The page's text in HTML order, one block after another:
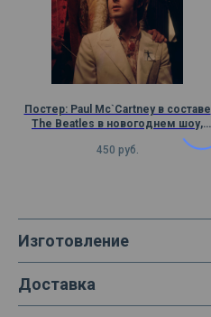
Постер: Paul Mc`Cartney в составе
The Beatles в новогоднем шоу,
450 руб.
Изготовление
Доставка